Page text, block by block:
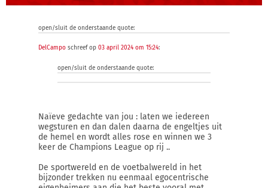
open/sluit de onderstaande quote:
DelCampo schreef op 03 april 2024 om 15:24:
open/sluit de onderstaande quote:
Naïeve gedachte van jou : laten we iedereen
wegsturen en dan dalen daarna de engeltjes uit
de hemel en wordt alles rose en winnen we 3
keer de Champions League op rij ..
De sportwereld en de voetbalwereld in het
bijzonder trekken nu eenmaal egocentrische